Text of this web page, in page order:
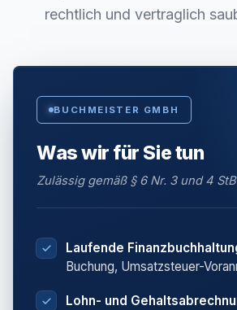
rechtlich und vertraglich
BUCHMEISTER GMBH
Was wir für Sie tun
Zulässig gemäß § 6 Nr. 3 und 4
Laufende
Buchung, Umsatzsteuer-
Lohn- und